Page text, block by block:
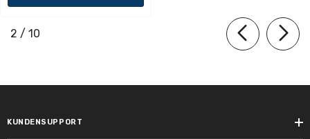
50000.0
Lebensdauer:
Bemessungslebensdauer:
2 / von
10
KUNDENSUPPORT